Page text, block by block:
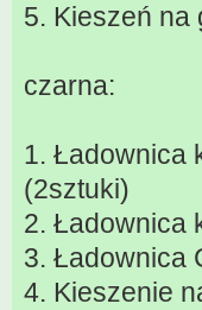
5. Kieszeń na
czarna:
1. Ładownica
(2sztuki)
2. Ładownica
3. Ładownica
4. Kieszenie